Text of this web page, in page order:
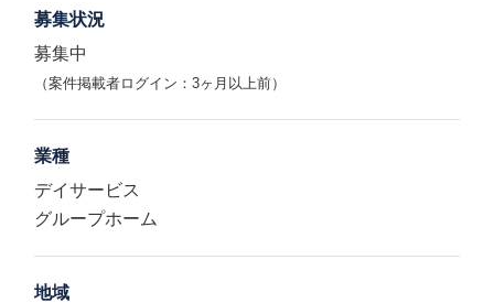
募集状況
募集中
（案件掲載者ログイン：3ヶ月以上前）
業種
デイサービス
グループホーム
地域